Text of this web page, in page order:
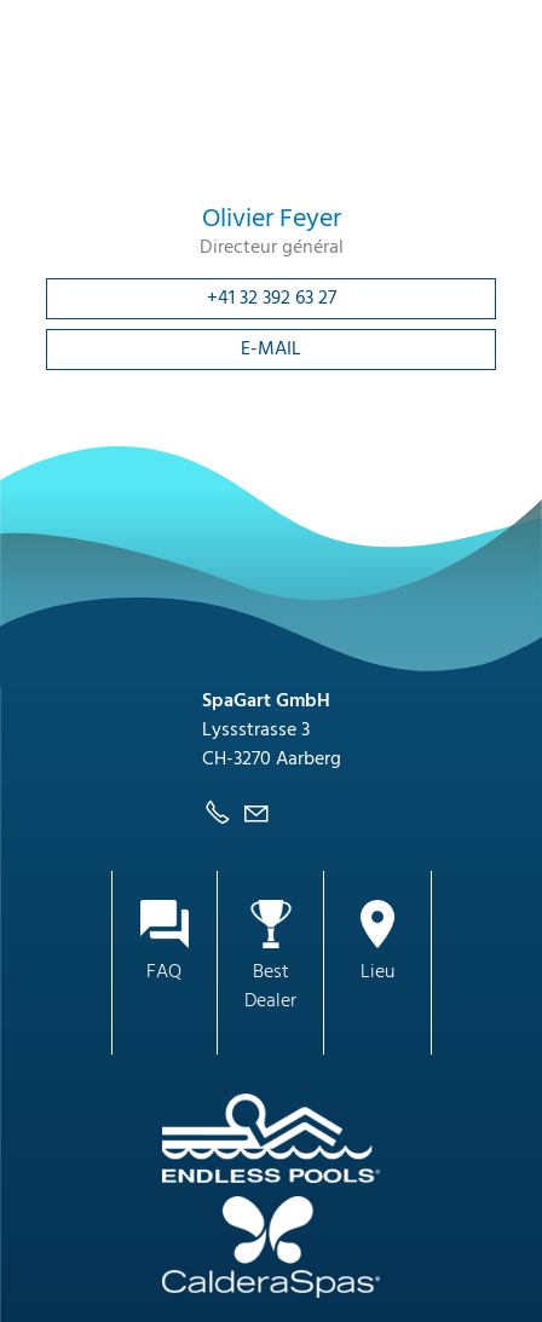
Olivier Feyer
Directeur général
+41 32 392 63 27
E-MAIL
SpaGart GmbH
Lyssstrasse 3
CH-3270 Aarberg
FAQ
Best
Dealer
Lieu